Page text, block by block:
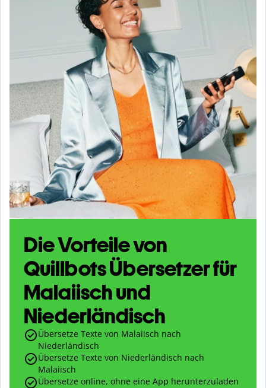
Die Vorteile von
Quillbots Übersetzer für
Malaiisch und
Niederländisch
Übersetze Texte von Malaiisch nach
Niederländisch
Übersetze Texte von Niederländisch nach
Malaiisch
Übersetze online, ohne eine App herunterzuladen